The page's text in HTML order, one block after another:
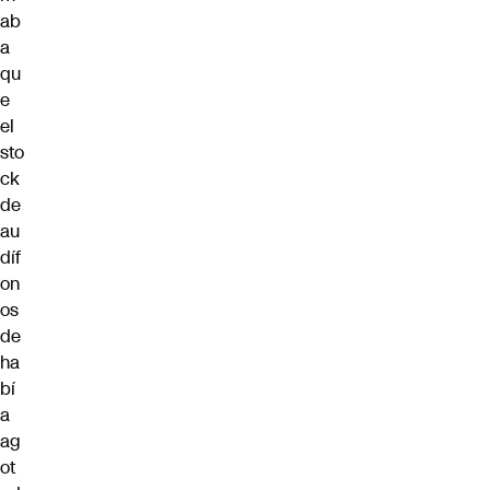
ab
a
qu
e
el
sto
ck
de
au
díf
on
os
de
ha
bí
a
ag
ot